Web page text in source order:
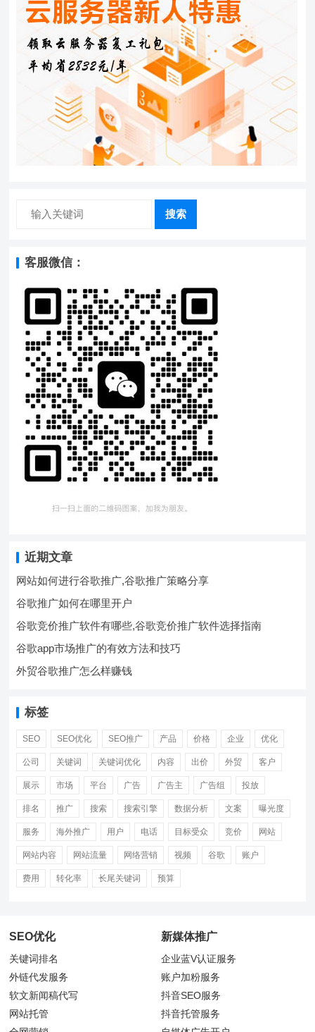
搜索
客服微信：
近期文章
网站如何进行谷歌推广,谷歌推广策略分享
谷歌推广如何在哪里开户
谷歌竞价推广软件有哪些,谷歌竞价推广软件选择指南
谷歌app市场推广的有效方法和技巧
外贸谷歌推广怎么样赚钱
标签
SEO SEO优化 SEO推广 产品 价格 企业 优化
公司 关键词 关键词优化 内容 出价 外贸 客户
展示 市场 平台 广告 广告主 广告组 投放
排名 推广 搜索 搜索引擎 数据分析 文案 曝光度
服务 海外推广 用户 电话 目标受众 竞价 网站
网站内容 网站流量 网络营销 视频 谷歌 账户
费用 转化率 长尾关键词 预算
SEO优化
关键词排名
外链代发服务
软文新闻稿代写
网站托管
新媒体推广
企业蓝V认证服务
账户加粉服务
抖音SEO服务
抖音托管服务